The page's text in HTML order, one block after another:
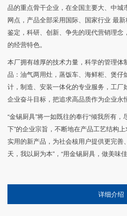
品的重点骨干企业，在全国主要大、中城
网点，产品全部采用国际、国家行业 最
鉴定，科研、创新、争先的现代营销理念
的经营特色。
本厂拥有雄厚的技术力量，科学的管理
品：油气两用灶，蒸饭车、海鲜柜、煲
计，制造、安装一体化的专业服务，工厂
企业奋斗目标，把追求高品质作为企业永
“金锡厨具”将一如既往的奉行“倾我所有
下”的企业宗旨，不断地在产品工艺结构
实用的新产品，为社会核用户提供更完善
天，我以厨为本”，“用金锡厨具，做美味
详细介绍